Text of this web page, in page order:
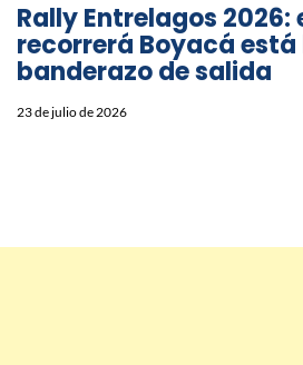
Rally Entrelagos 2026:
recorrerá Boyacá
banderazo de salida
23 de julio de 2026